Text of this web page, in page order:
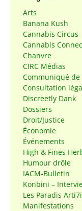
Arts
Banana Kush
Cannabis Circus
Cannabis
Chanvre
CIRC Médias
Communiqué de
Consultation
Discreetly Dank
Dossiers
Droit/Justice
Économie
Événements
High & Fines
Humour drôle
IACM-Bulletin
Konbini –
Les Paradis
Manifestations